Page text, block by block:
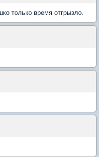
только время отгрызло.